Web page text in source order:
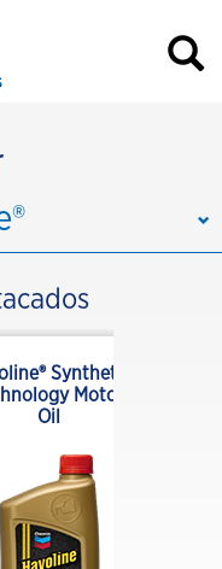
Synthetic
Motor
Oil